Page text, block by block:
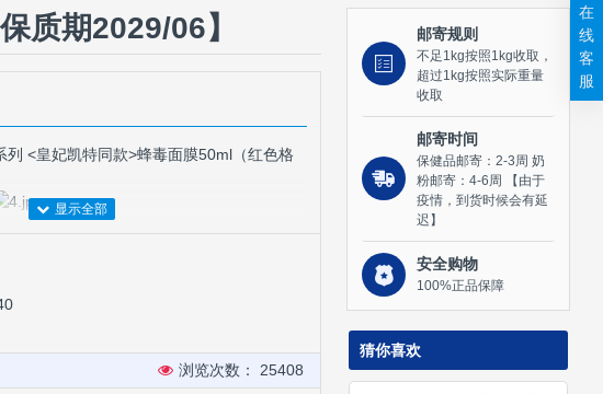
质期2029/06】
列 <皇妃凯特同款>蜂毒面膜50ml（红色格
Honey and Marketing (NZ) Ltd. 公司旗下的护
、面霜等产品。
浏览次数： 25408
邮寄规则
不足1kg按照1kg收取，
超过1kg按照实际重量
收取
邮寄时间
保健品邮寄：2-3周 奶
粉邮寄：4-6周 【由于
疫情，到货时候会有延
迟】
安全购物
100%正品保障
猜你喜欢
在
线
客
服